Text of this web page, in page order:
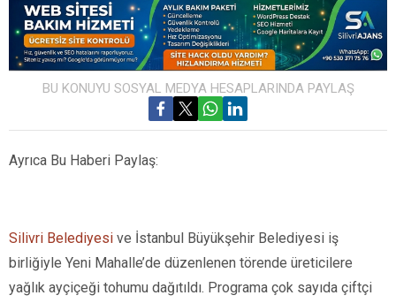
BU KONUYU SOSYAL MEDYA HESAPLARINDA PAYLAŞ
Ayrıca Bu Haberi Paylaş:
Silivri Belediyesi ve İstanbul Büyükşehir Belediyesi iş
birliğiyle Yeni Mahalle’de düzenlenen törende üreticilere
yağlık ayçiçeği tohumu dağıtıldı. Programa çok sayıda çiftçi